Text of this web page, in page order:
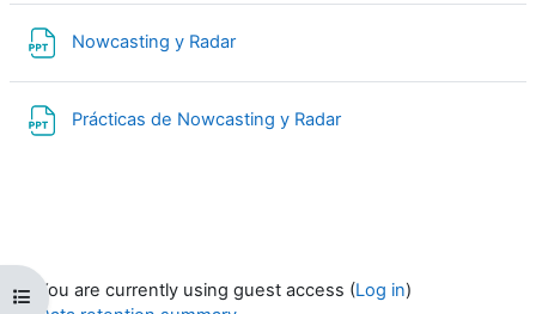
Open course index
Nowcasting y Radar
Prácticas de Nowcasting y Radar
You are currently using guest access (Log in)